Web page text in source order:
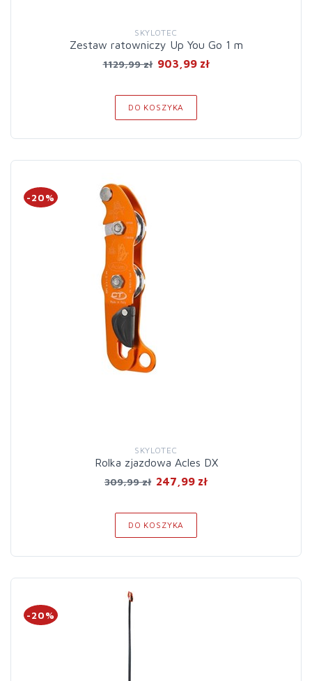
SKYLOTEC
Zestaw ratowniczy Up You Go 1 m
1129,99 zł 903,99 zł
DO KOSZYKA
-20%
SKYLOTEC
Rolka zjazdowa Acles DX
309,99 zł 247,99 zł
DO KOSZYKA
-20%